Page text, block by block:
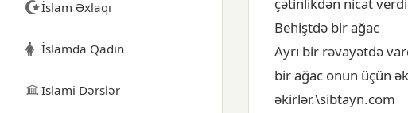
İslam Əxlaqı
İslamda Qadın
İslami Dərslər
çətinlikdən nicat
Behiştdə bir ağac
Ayrı bir rəvayətdə
bir ağac onun üçün
əkirlər.\sibtayn.com